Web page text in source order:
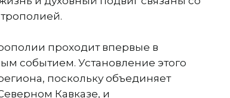
проходит впервые в
событием. Установление этого
поскольку объединяет
Кавказе, и